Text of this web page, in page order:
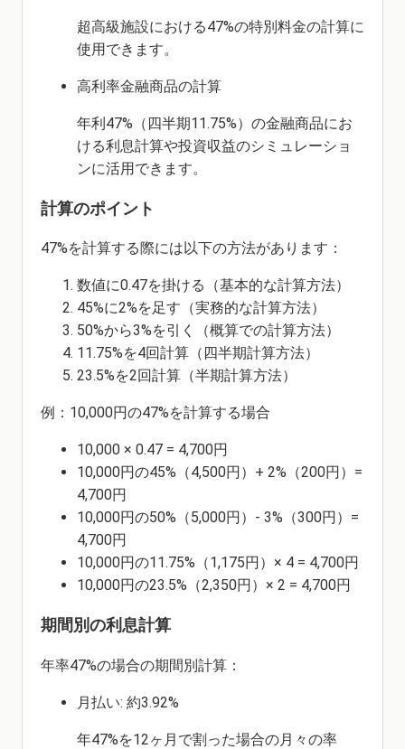
超高級施設における47%の特別料金の計算に
使用できます。
高利率金融商品の計算
年利47%（四半期11.75%）の金融商品にお
ける利息計算や投資収益のシミュレーショ
ンに活用できます。
計算のポイント
47%を計算する際には以下の方法があります：
数値に0.47を掛ける（基本的な計算方法）
45%に2%を足す（実務的な計算方法）
50%から3%を引く（概算での計算方法）
11.75%を4回計算（四半期計算方法）
23.5%を2回計算（半期計算方法）
例：10,000円の47%を計算する場合
10,000 × 0.47 = 4,700円
10,000円の45%（4,500円）+ 2%（200円）=
4,700円
10,000円の50%（5,000円）- 3%（300円）=
4,700円
10,000円の11.75%（1,175円）× 4 = 4,700円
10,000円の23.5%（2,350円）× 2 = 4,700円
期間別の利息計算
年率47%の場合の期間別計算：
月払い: 約3.92%
年47%を12ヶ月で割った場合の月々の率